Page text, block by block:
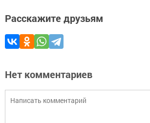
Расскажите друзьям
Нет комментариев